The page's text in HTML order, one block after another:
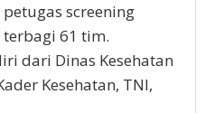
screening
61 tim.
dari Dinas Kesehatan
Kesehatan, TNI,